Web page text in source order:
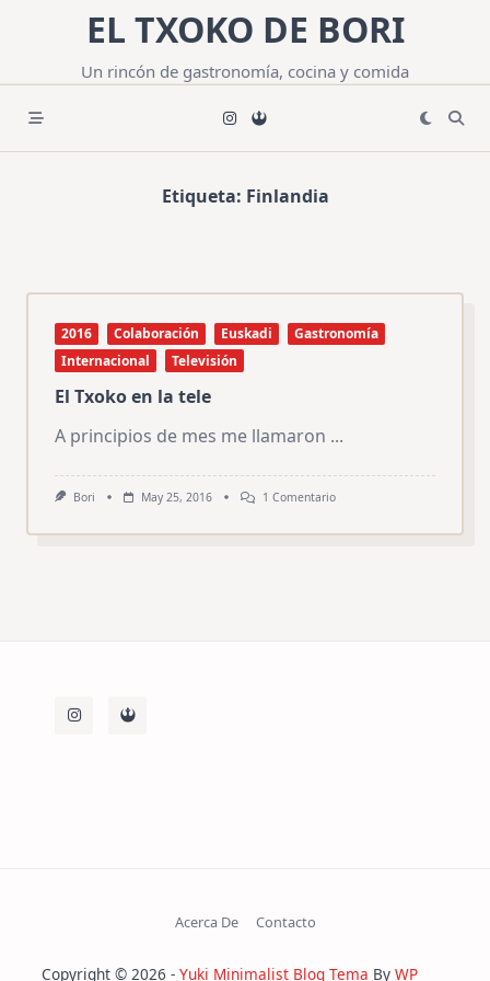
contenido
EL TXOKO DE BORI
Un rincón de gastronomía, cocina y comida
Etiqueta: Finlandia
2016 Colaboración Euskadi
Gastronomía
Internacional
Televisión
El Txoko en la tele
A principios de mes me llamaron ...
Bori May 25, 2016 1 ComentarioEn
Acerca De Contacto
Copyright © 2026 - Yuki Minimalist Blog Tema By WP